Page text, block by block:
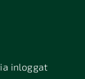
inloggat